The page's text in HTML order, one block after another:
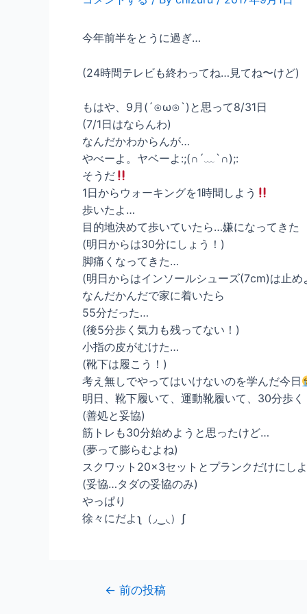
今年前半をとうに過ぎ…
(24時間テレビも終わってね…見てね〜けど)
もはや、9月(´⊙ω⊙`)と思って8/31日
(7/1日はならんわ)
なんだかわからんが…
やべーよ。ヤベーよ:;(∩´﹏`∩);:
そうだ
1日からウォーキングを1時間しよう
歩いたよ…
目的地決めて歩いていたら…嫌になってきた
(明日からは30分にしょう！)
脚痛くなってきた…
(明日からはインソールシューズ(7cm)は止め
なんだかんだで家に着いたら
55分だった…
(後5分歩く気力も残ってない！)
小指の皮がむけた…
(靴下は履こう！)
考え無しでやってはいけないのを学んだ今日
明日、靴下履いて、運動靴履いて、30分歩く
(善処と妥協)
筋トレも30分始めようと思ったけど…
(夢って膨らむよね)
スクワット20×3セットとプランクだけにし
(妥協…タダの妥協のみ)
やっぱり
徐々にだよʅ（◞‿◟）ʃ
← 前の投稿